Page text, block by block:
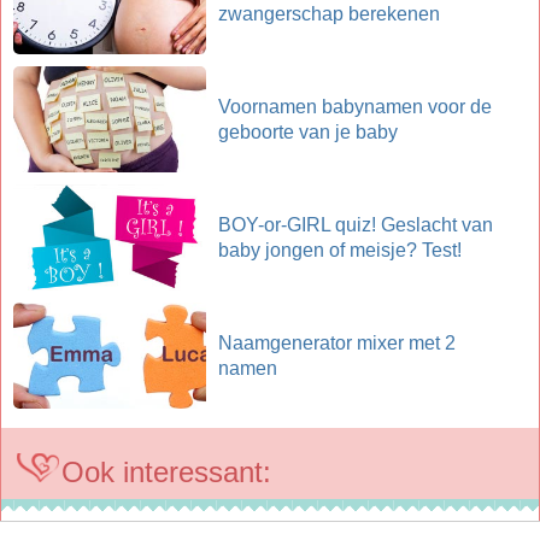
zwangerschap berekenen
Voornamen babynamen voor de
geboorte van je baby
BOY-or-GIRL quiz! Geslacht van
baby jongen of meisje? Test!
Naamgenerator mixer met 2
namen
Ook interessant: